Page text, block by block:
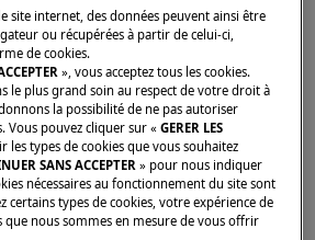
VELEROS Y VELEROS LLC
là pour répondre à vos
Ils sauront vous
catamaran Lagoon de vos
coins du monde.
site internet, des données peuvent ainsi être
ou récupérées à partir de celui-ci,
de cookies.
», vous acceptez tous les cookies.
le plus grand soin au respect de votre droit à
la possibilité de ne pas autoriser
Vous pouvez cliquer sur «GERER LES
les types de cookies que vous souhaitez
SANS ACCEPTER » pour nous indiquer
nécessaires au fonctionnement du site sont
certains types de cookies, votre expérience de
que nous sommes en mesure de vous offrir